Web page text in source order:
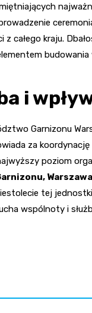
z całego kraju.
i
Garnizonu
za
poziom
tej
wspólnoty i